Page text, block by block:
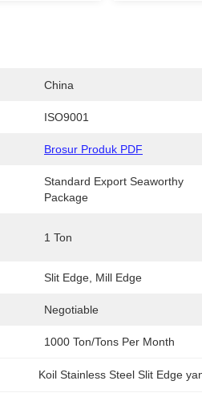
China
ISO9001
Brosur Produk PDF
Standard Export Seaworthy
Package
1 Ton
Slit Edge, Mill Edge
Negotiable
1000 Ton/Tons Per Month
Koil Stainless Steel Slit Edge